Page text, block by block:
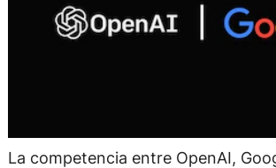
La competencia entre OpenAI,